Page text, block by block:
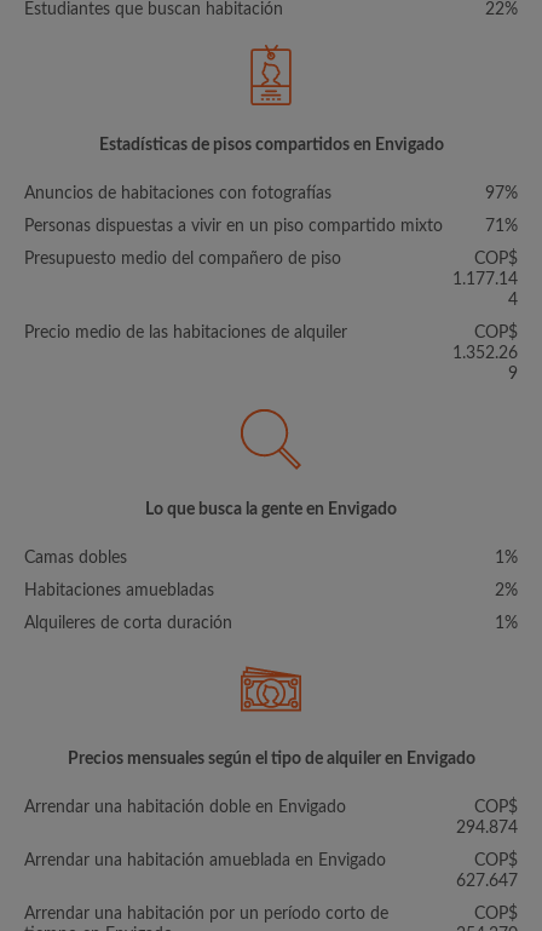
Estudiantes que buscan habitación
22%
Estadísticas de pisos compartidos en Envigado
Anuncios de habitaciones con fotografías
97%
Personas dispuestas a vivir en un piso compartido mixto
71%
Presupuesto medio del compañero de piso
COP$
1.177.14
4
Precio medio de las habitaciones de alquiler
COP$
1.352.26
9
Lo que busca la gente en Envigado
Camas dobles
1%
Habitaciones amuebladas
2%
Alquileres de corta duración
1%
Precios mensuales según el tipo de alquiler en Envigado
Arrendar una habitación doble en Envigado
COP$
294.874
Arrendar una habitación amueblada en Envigado
COP$
627.647
Arrendar una habitación por un período corto de
COP$